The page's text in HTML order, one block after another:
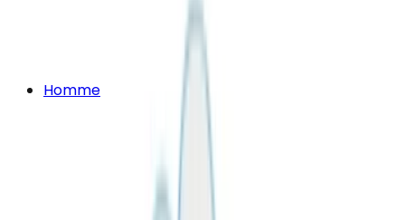
Homme